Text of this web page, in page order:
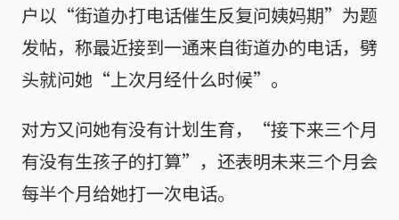
户以“街道办打电话催生反复问姨妈期”为题
发帖，称最近接到一通来自街道办的电话，劈
头就问她“上次月经什么时候”。
对方又问她有没有计划生育，“接下来三个月
有没有生孩子的打算”，还表明未来三个月会
每半个月给她打一次电话。